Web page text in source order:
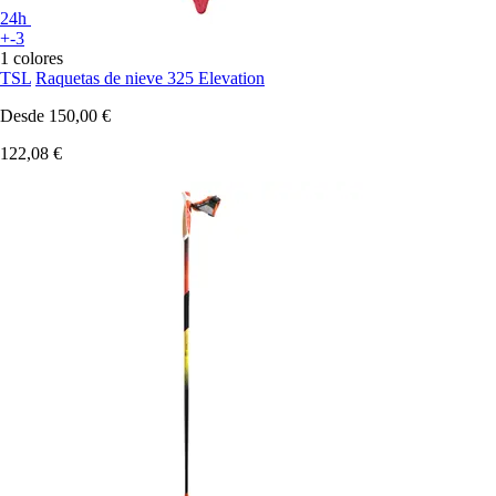
24h
+-3
1 colores
TSL Raquetas de nieve 325 Elevation
Desde 150,00 €
122,08 €